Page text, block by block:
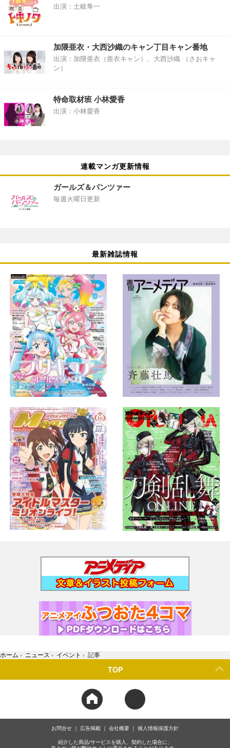
出演：土岐隼一
加隈亜衣・大西沙織のキャン丁目キャン番地
出演：加隈亜衣（亜衣キャン）、大西沙織 （さおキャ
ン）
特命取材班 小林愛香
出演：小林愛香
連載マンガ更新情報
ガールズ＆パンツァー
毎週火曜日更新
最新雑誌情報
ホーム › ニュース › イベント › 記事
TOP
お問合せ 広告掲載 会社概要 個人情報保護方針
紹介した商品/サービスを購入、契約した場合に、